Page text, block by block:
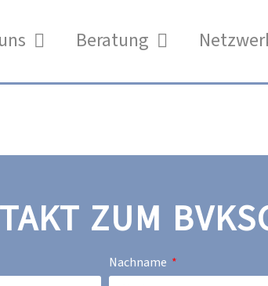
Beratung
ZUM
Nachname